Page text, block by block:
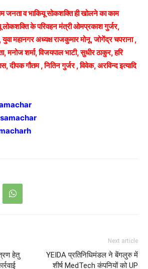
व भाकियू सोकशक्ति ही खोलने का काम
के परिवहन मंत्री ओमप्रकाश गुर्जर,
महानगर अध्यक्ष राजकुमार मोनू, जोगेंद्र चपराना ,
मनोज शर्मा, विजयपाल भाटी, सुधीर ठाकुर, हरि
दीपक गौतम , नितिन गुर्जर , विवेक, अरविन्द इत्यादि
हेतु
Next article
YEIDA प्रतिनिधिमंडल ने बेंगलुरु में
शीर्ष MedTech कंपनियों को UP